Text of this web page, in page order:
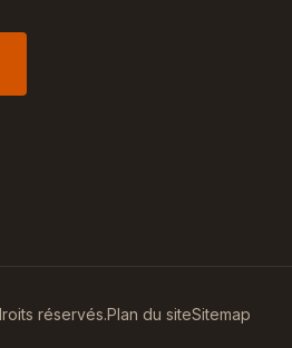
réservés.Plan du siteSitemap